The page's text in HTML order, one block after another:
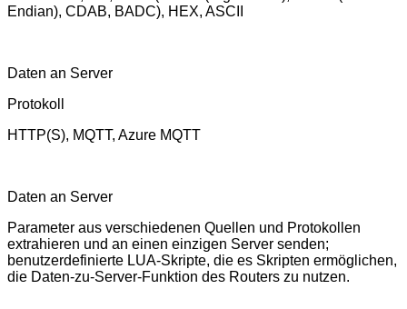
Endian), CDAB, BADC), HEX, ASCII
Daten an Server
Protokoll
HTTP(S), MQTT, Azure MQTT
Daten an Server
Parameter aus verschiedenen Quellen und Protokollen
extrahieren und an einen einzigen Server senden;
benutzerdefinierte LUA-Skripte, die es Skripten ermöglichen,
die Daten-zu-Server-Funktion des Routers zu nutzen.